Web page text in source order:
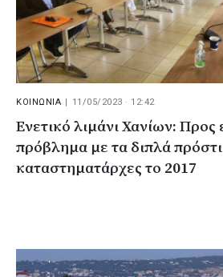
ΚΟΙΝΩΝΙΑ | 11/05/2023 · 12:42
Ενετικό λιμάνι Χανίων: Προς
πρόβλημα με τα διπλά
καταστηματάρχες το 2017